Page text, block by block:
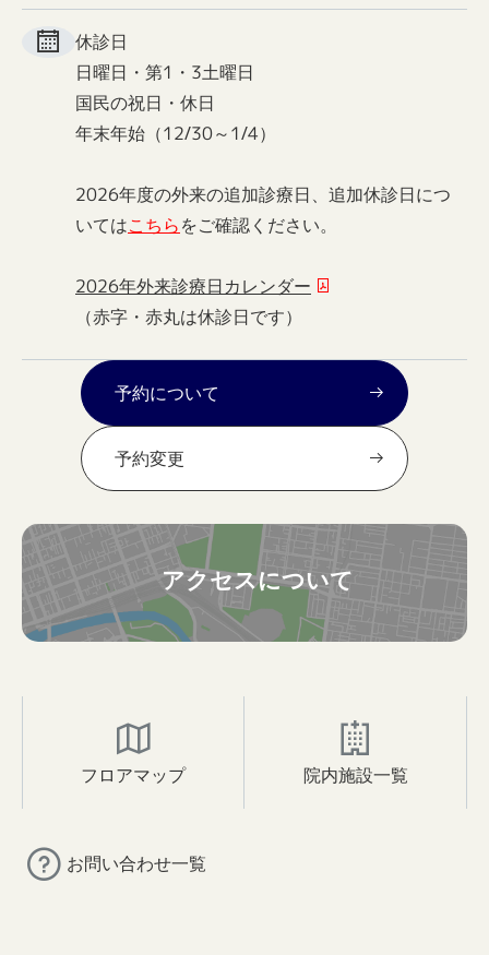
休診日
日曜日・第1・3土曜日
国民の祝日・休日
年末年始（12/30～1/4）
2026年度の外来の追加診療日、追加休診日につ
いてはこちらをご確認ください。
2026年外来診療日カレンダー
（赤字・赤丸は休診日です）
予約について
予約変更
アクセスについて
フロアマップ 院内施設一覧
お問い合わせ一覧